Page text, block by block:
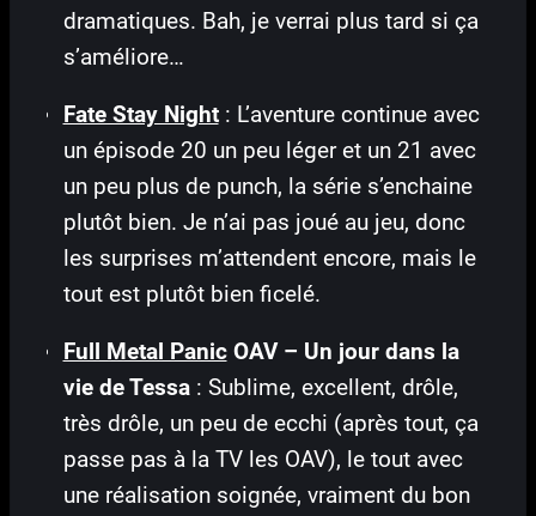
dramatiques. Bah, je verrai plus tard si ça
s’améliore…
Fate Stay Night: L’aventure continue avec
un épisode 20 un peu léger et un 21 avec
un peu plus de punch, la série s’enchaine
plutôt bien. Je n’ai pas joué au jeu, donc
les surprises m’attendent encore, mais le
tout est plutôt bien ficelé.
Full Metal PanicOAV – Un jour dans la
vie de Tessa: Sublime, excellent, drôle,
très drôle, un peu de ecchi (après tout, ça
passe pas à la TV les OAV), le tout avec
une réalisation soignée, vraiment du bon